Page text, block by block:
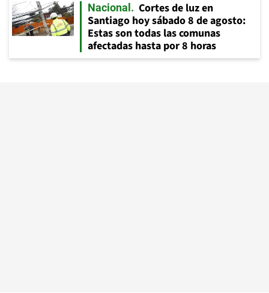
Nacional
Cortes de luz en
Santiago hoy sábado 8 de agosto:
Estas son todas las comunas
afectadas hasta por 8 horas